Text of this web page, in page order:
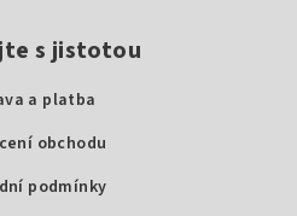
s jistotou
a platba
obchodu
podmínky